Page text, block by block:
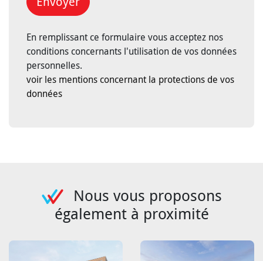
En remplissant ce formulaire vous acceptez nos
conditions concernants l'utilisation de vos données
personnelles.
voir les mentions concernant la protections de vos
données
Nous vous proposons
également à proximité